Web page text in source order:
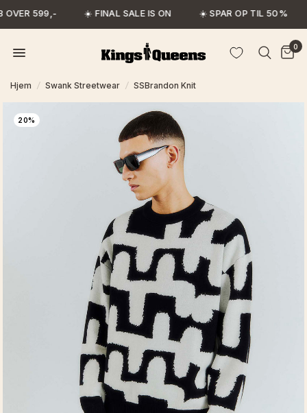
599,- ☀️ FINAL SALE IS ON ☀️ SPAR OP TIL 50%
0
Hjem / Swank Streetwear / SSBrandon Knit
20%